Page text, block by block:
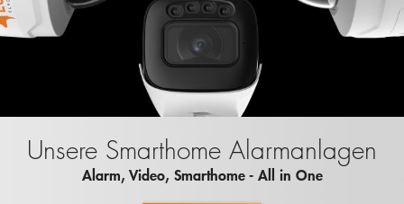
Unsere Smarthome Alarmanlagen
Alarm, Video, Smarthome - All in One